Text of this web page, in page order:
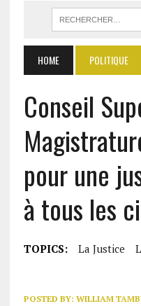
HOME POLITIQUE
Conseil
pour une
à tous les
TOPICS: La Justice
POSTED BY: WILLIAM